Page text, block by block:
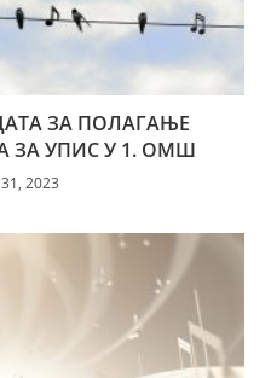
ЗА ПОЛАГАЊЕ
ЗА УПИС У 1. ОМШ
2023